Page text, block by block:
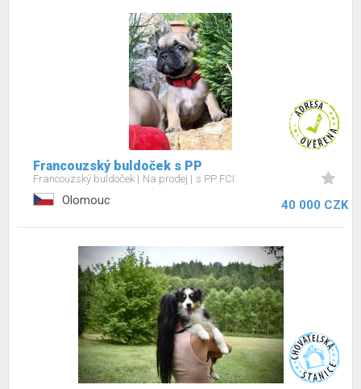
Francouzský buldoček s PP
Francouzský buldoček Na prodej s PP FCI
Olomouc 40 000 CZK